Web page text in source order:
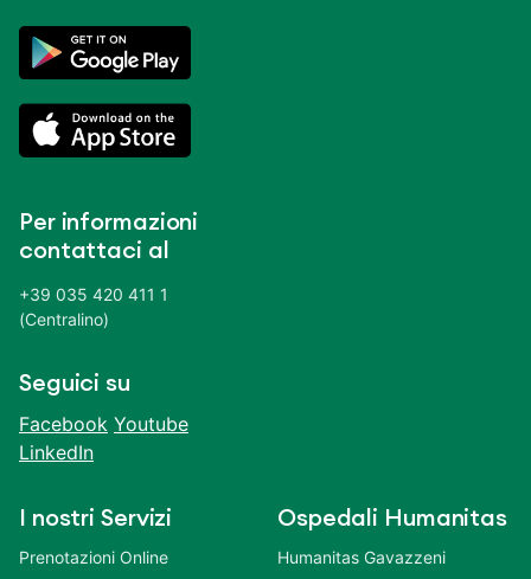
Per informazioni
contattaci al
+39 035 420 411 1
(Centralino)
Seguici su
Facebook Youtube
LinkedIn
I nostri Servizi
Prenotazioni Online
Ospedali Humanitas
Humanitas Gavazzeni